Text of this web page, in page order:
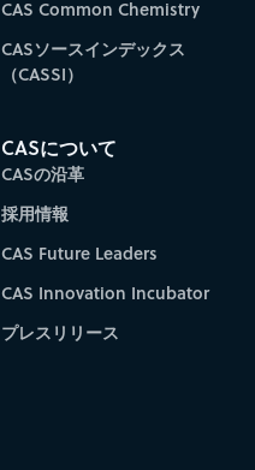
CAS Common Chemistry
CASソースインデックス
（CASSI）
CASについて
CASの沿革
採用情報
CAS Future Leaders
CAS Innovation Incubator
プレスリリース